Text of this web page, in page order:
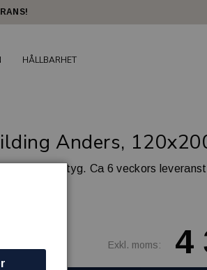
HÅLLBARHET
Anders,
grått stretchtyg. Ca 6 veckors
Exkl. moms: 4